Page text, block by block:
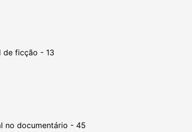
de ficção - 13
no documentário - 45